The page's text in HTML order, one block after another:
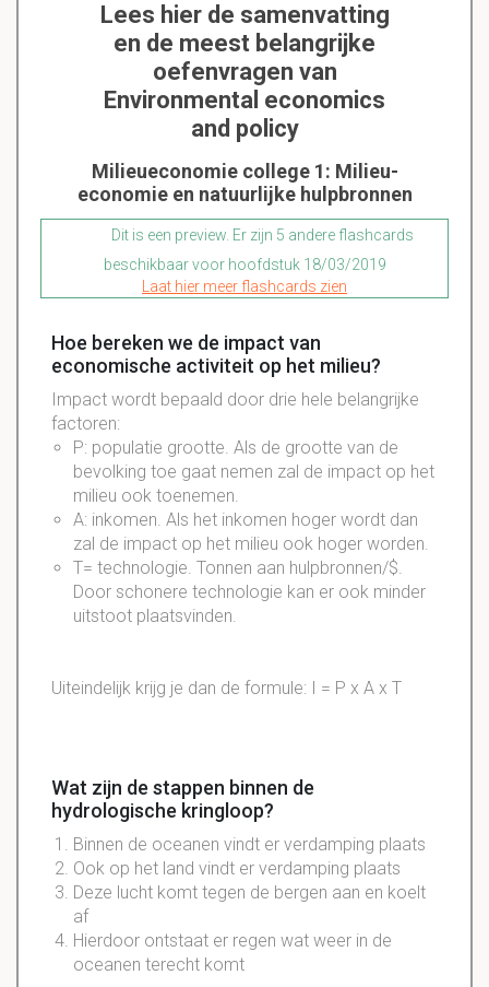
Lees hier de samenvatting
en de meest belangrijke
oefenvragen van
Environmental economics
and policy
Milieueconomie college 1: Milieu-
economie en natuurlijke hulpbronnen
Dit is een preview. Er zijn 5 andere flashcards
beschikbaar voor hoofdstuk 18/03/2019
Laat hier meer flashcards zien
Hoe bereken we de impact van
economische activiteit op het milieu?
Impact wordt bepaald door drie hele belangrijke
factoren:
P: populatie grootte. Als de grootte van de
bevolking toe gaat nemen zal de impact op het
milieu ook toenemen.
A: inkomen. Als het inkomen hoger wordt dan
zal de impact op het milieu ook hoger worden.
T= technologie. Tonnen aan hulpbronnen/$.
Door schonere technologie kan er ook minder
uitstoot plaatsvinden.
Uiteindelijk krijg je dan de formule: I = P x A x T
Wat zijn de stappen binnen de
hydrologische kringloop?
Binnen de oceanen vindt er verdamping plaats
Ook op het land vindt er verdamping plaats
Deze lucht komt tegen de bergen aan en koelt
af
Hierdoor ontstaat er regen wat weer in de
oceanen terecht komt